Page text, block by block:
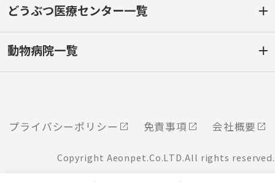
どうぶつ医療センター一覧
動物病院一覧
プライバシーポリシー 免責事項 会社概要
Copyright Aeonpet.Co.LTD.All rights reserved.